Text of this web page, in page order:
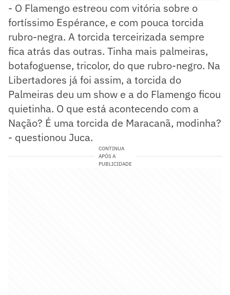
- O Flamengo estreou com vitória sobre o
fortíssimo Espérance, e com pouca torcida
rubro-negra. A torcida terceirizada sempre
fica atrás das outras. Tinha mais palmeiras,
botafoguense, tricolor, do que rubro-negro. Na
Libertadores já foi assim, a torcida do
Palmeiras deu um show e a do Flamengo ficou
quietinha. O que está acontecendo com a
Nação? É uma torcida de Maracanã, modinha?
- questionou Juca.
CONTINUA
APÓS A
PUBLICIDADE